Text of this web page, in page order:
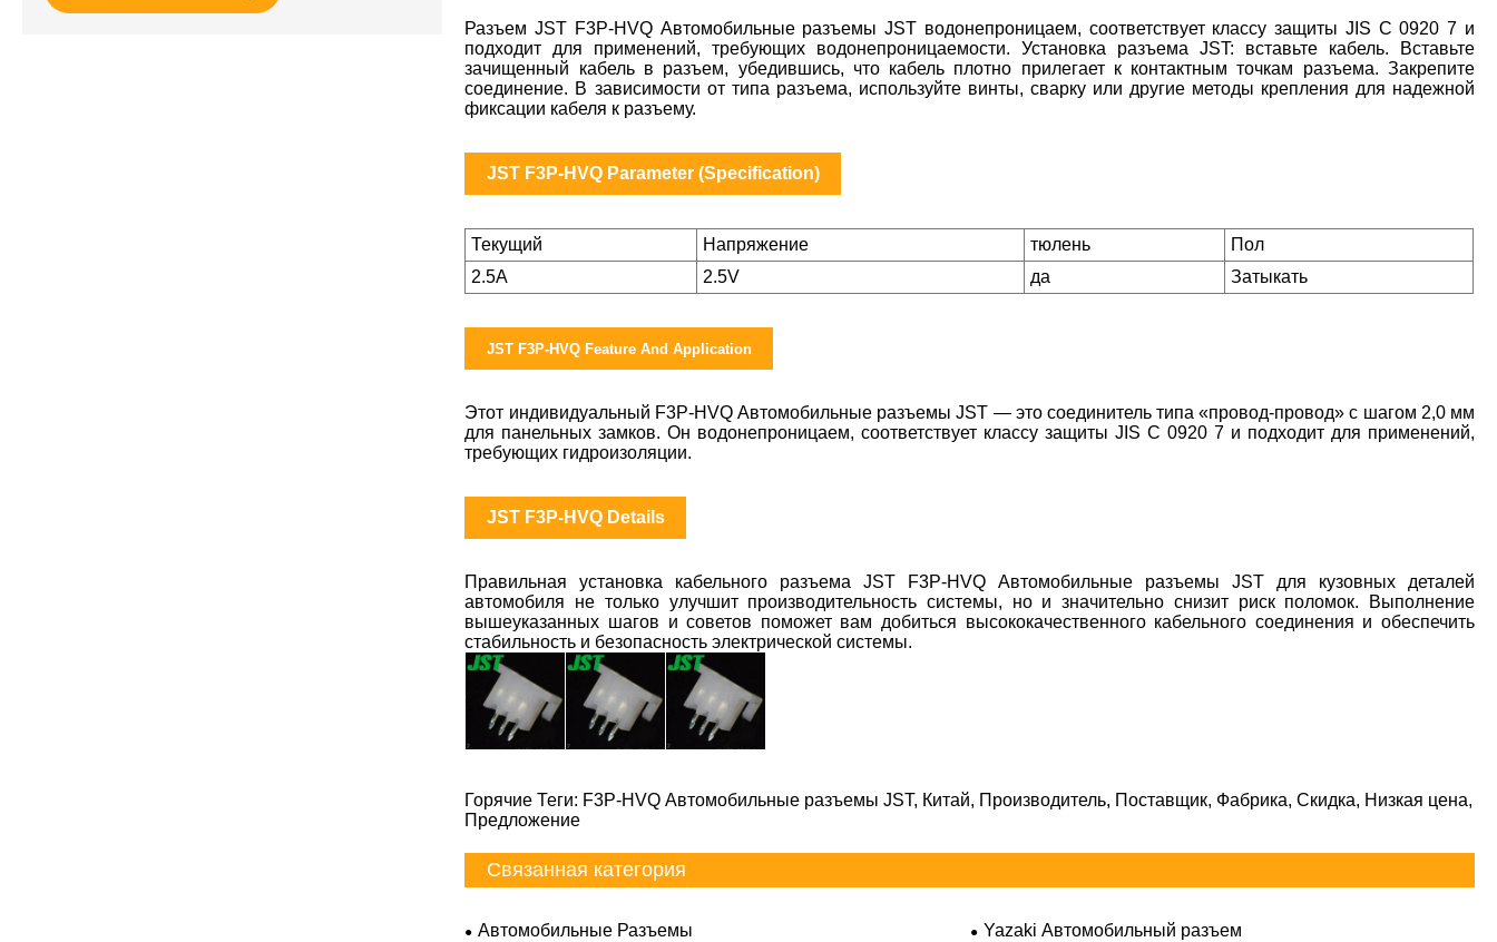
Разъем JST F3P-HVQ Автомобильные разъемы JST водонепроницаем, соответствует классу защиты JIS C 0920 7 и
подходит для применений, требующих водонепроницаемости. Установка разъема JST: вставьте кабель. Вставьте
зачищенный кабель в разъем, убедившись, что кабель плотно прилегает к контактным точкам разъема. Закрепите
соединение. В зависимости от типа разъема, используйте винты, сварку или другие методы крепления для надежной
фиксации кабеля к разъему.
JST F3P-HVQ Parameter (Specification)
Текущий Напряжение тюлень
Пол
2.5A
2.5V да Затыкать
JST F3P-HVQ Feature And Application
Этот индивидуальный F3P-HVQ Автомобильные разъемы JST — это соединитель типа «провод-провод» с шагом 2,0 мм
для панельных замков. Он водонепроницаем, соответствует классу защиты JIS C 0920 7 и подходит для применений,
требующих гидроизоляции.
JST F3P-HVQ Details
Правильная установка кабельного разъема JST F3P-HVQ Автомобильные разъемы JST для кузовных деталей
автомобиля не только улучшит производительность системы, но и значительно снизит риск поломок. Выполнение
вышеуказанных шагов и советов поможет вам добиться высококачественного кабельного соединения и обеспечить
стабильность и безопасность электрической системы.
Горячие Теги: F3P-HVQ Автомобильные разъемы JST, Китай, Производитель, Поставщик, Фабрика, Скидка, Низкая цена,
Предложение
Связанная категория
Автомобильные Разъемы
Yazaki Автомобильный разъем